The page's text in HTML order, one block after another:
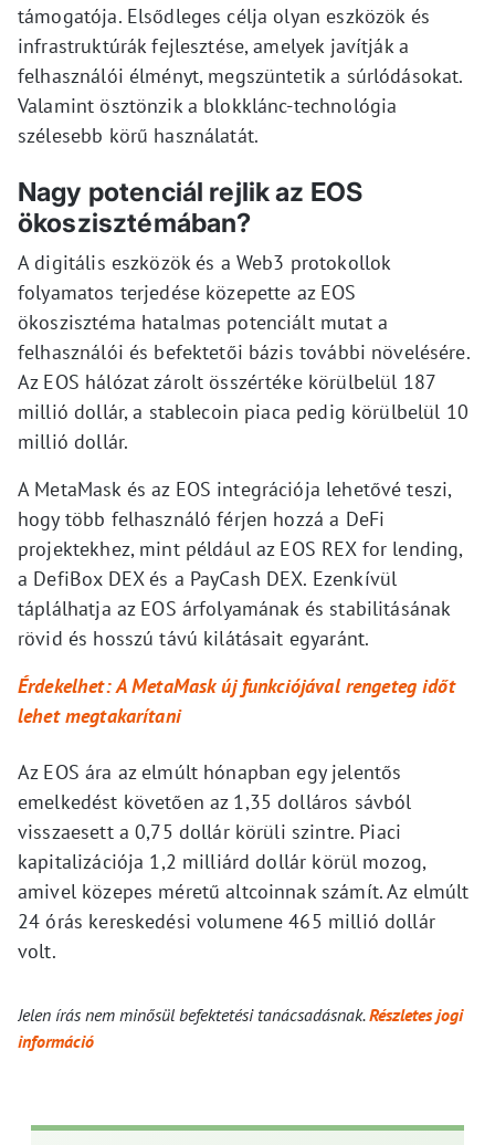
támogatója. Elsődleges célja olyan eszközök és
infrastruktúrák fejlesztése, amelyek javítják a
felhasználói élményt, megszüntetik a súrlódásokat.
Valamint ösztönzik a blokklánc-technológia
szélesebb körű használatát.
Nagy potenciál rejlik az EOS
ökoszisztémában?
A digitális eszközök és a Web3 protokollok
folyamatos terjedése közepette az EOS
ökoszisztéma hatalmas potenciált mutat a
felhasználói és befektetői bázis további növelésére.
Az EOS hálózat zárolt összértéke körülbelül 187
millió dollár, a stablecoin piaca pedig körülbelül 10
millió dollár.
A MetaMask és az EOS integrációja lehetővé teszi,
hogy több felhasználó férjen hozzá a DeFi
projektekhez, mint például az EOS REX for lending,
a DefiBox DEX és a PayCash DEX. Ezenkívül
táplálhatja az EOS árfolyamának és stabilitásának
rövid és hosszú távú kilátásait egyaránt.
Érdekelhet: A MetaMask új funkciójával rengeteg időt
lehet megtakarítani
Az EOS ára az elmúlt hónapban egy jelentős
emelkedést követően az 1,35 dolláros sávból
visszaesett a 0,75 dollár körüli szintre. Piaci
kapitalizációja 1,2 milliárd dollár körül mozog,
amivel közepes méretű altcoinnak számít. Az elmúlt
24 órás kereskedési volumene 465 millió dollár
volt.
Jelen írás nem minősül befektetési tanácsadásnak.Részletes jogi
információ